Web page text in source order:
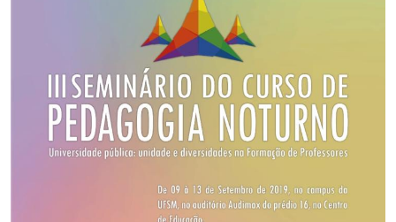
Ministério de Minas e Energia
Ministério da Ciência, Tecnologia, Inovações e Comunicações